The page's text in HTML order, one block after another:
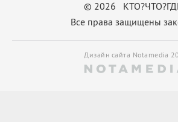
© 2026
Все права защищены
Дизайн сайта Notamedia